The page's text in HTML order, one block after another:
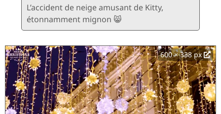
L’accident de neige amusant de Kitty,
étonnamment mignon 😸
600 × 338 px